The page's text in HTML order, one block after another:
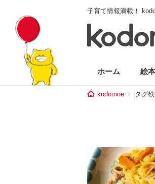
子育て情報満載！
ホーム 絵本
kodomoe タグ